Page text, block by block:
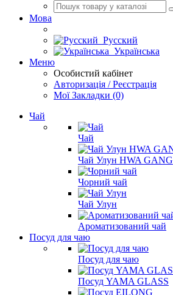
Мова
Русский
Українська
Меню
Особистий кабінет
Авторизація / Реєстрація
Мої Закладки (0)
Чай
Чай
Чай Улун HWA GANG
Чорний чай
Чай Улун
Ароматизований чай
Посуд для чаю
Посуд для чаю
Посуд YAMA GLASS